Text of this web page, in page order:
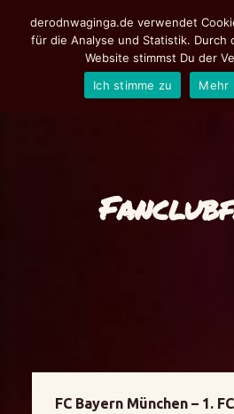
Fotoalbum
FC Bayern München – 1.
derodnwaginga.de verwendet
für die Analyse und Statistik.
Website stimmst Du der
Ich stimme zu
Mehr